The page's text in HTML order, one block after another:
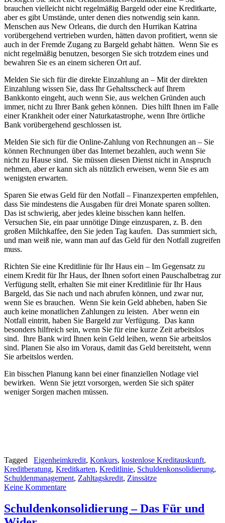
brauchen vielleicht nicht regelmäßig Bargeld oder eine Kreditkarte,
aber es gibt Umstände, unter denen dies notwendig sein kann.
Menschen aus New Orleans, die durch den Hurrikan Katrina
vorübergehend vertrieben wurden, hätten davon profitiert, wenn sie
auch in der Fremde Zugang zu Bargeld gehabt hätten. Wenn Sie es
nicht regelmäßig benutzen, besorgen Sie sich trotzdem eines und
bewahren Sie es an einem sicheren Ort auf.
Melden Sie sich für die direkte Einzahlung an – Mit der direkten
Einzahlung wissen Sie, dass Ihr Gehaltsscheck auf Ihrem
Bankkonto eingeht, auch wenn Sie, aus welchen Gründen auch
immer, nicht zu Ihrer Bank gehen können. Dies hilft Ihnen im Falle
einer Krankheit oder einer Naturkatastrophe, wenn Ihre örtliche
Bank vorübergehend geschlossen ist.
Melden Sie sich für die Online-Zahlung von Rechnungen an – Sie
können Rechnungen über das Internet bezahlen, auch wenn Sie
nicht zu Hause sind. Sie müssen diesen Dienst nicht in Anspruch
nehmen, aber er kann sich als nützlich erweisen, wenn Sie es am
wenigsten erwarten.
Sparen Sie etwas Geld für den Notfall – Finanzexperten empfehlen,
dass Sie mindestens die Ausgaben für drei Monate sparen sollten.
Das ist schwierig, aber jedes kleine bisschen kann helfen.
Versuchen Sie, ein paar unnötige Dinge einzusparen, z. B. den
großen Milchkaffee, den Sie jeden Tag kaufen. Das summiert sich,
und man weiß nie, wann man auf das Geld für den Notfall zugreifen
muss.
Richten Sie eine Kreditlinie für Ihr Haus ein – Im Gegensatz zu
einem Kredit für Ihr Haus, der Ihnen sofort einen Pauschalbetrag zur
Verfügung stellt, erhalten Sie mit einer Kreditlinie für Ihr Haus
Bargeld, das Sie nach und nach abrufen können, und zwar nur,
wenn Sie es brauchen. Wenn Sie kein Geld abheben, haben Sie
auch keine monatlichen Zahlungen zu leisten. Aber wenn ein
Notfall eintritt, haben Sie Bargeld zur Verfügung. Das kann
besonders hilfreich sein, wenn Sie für eine kurze Zeit arbeitslos
sind. Ihre Bank wird Ihnen kein Geld leihen, wenn Sie arbeitslos
sind. Planen Sie also im Voraus, damit das Geld bereitsteht, wenn
Sie arbeitslos werden.
Ein bisschen Planung kann bei einer finanziellen Notlage viel
bewirken. Wenn Sie jetzt vorsorgen, werden Sie sich später
weniger Sorgen machen müssen.
Tagged Eigenheimkredit, Konkurs, kostenlose Kreditauskunft,
Kreditberatung, Kreditkarten, Kreditlinie, Schuldenkonsolidierung,
Schuldenmanagement, Zahltagskredit, Zinssätze
Keine Kommentare
Schuldenkonsolidierung – Das Für und